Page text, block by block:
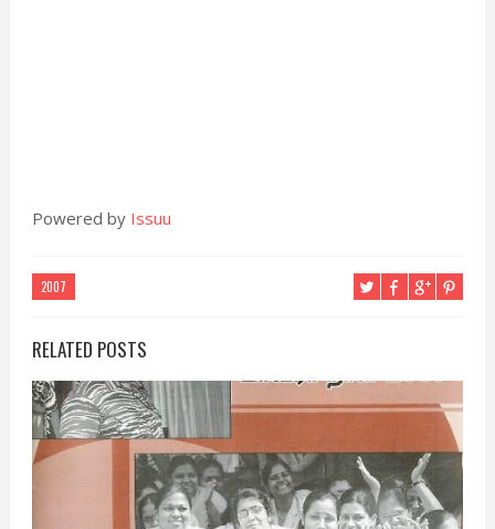
Powered by Issuu
2007
RELATED POSTS